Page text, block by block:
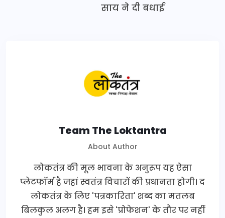
साय ने दी बधाई
Team The Loktantra
About Author
लोकतंत्र की मूल भावना के अनुरूप यह ऐसा
प्लेटफॉर्म है जहां स्वतंत्र विचारों की प्रधानता होगी। द
लोकतंत्र के लिए 'पत्रकारिता' शब्द का मतलब
बिलकुल अलग है। हम इसे 'प्रोफेशन' के तौर पर नहीं